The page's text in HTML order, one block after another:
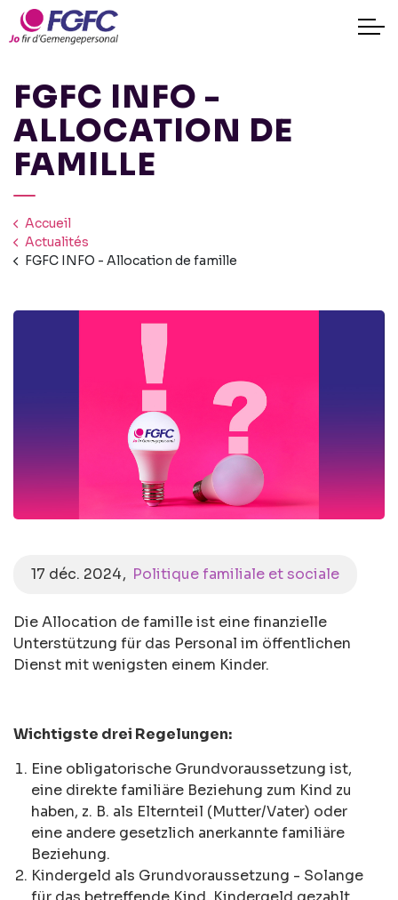
FGFC INFO -
ALLOCATION DE
FAMILLE
Accueil
Actualités
FGFC INFO - Allocation de famille
17 déc. 2024 Politique familiale et sociale
Die Allocation de famille ist eine finanzielle
Unterstützung für das Personal im öffentlichen
Dienst mit wenigsten einem Kinder.
Wichtigste drei Regelungen:
Eine obligatorische Grundvoraussetzung ist,
eine direkte familiäre Beziehung zum Kind zu
haben, z. B. als Elternteil (Mutter/Vater) oder
eine andere gesetzlich anerkannte familiäre
Beziehung.
Kindergeld als Grundvoraussetzung - Solange